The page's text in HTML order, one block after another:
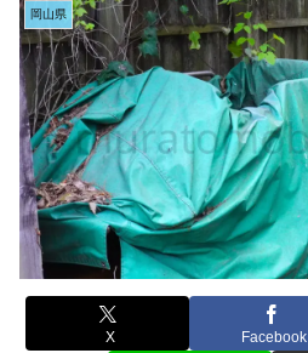
岡山県
X Facebook